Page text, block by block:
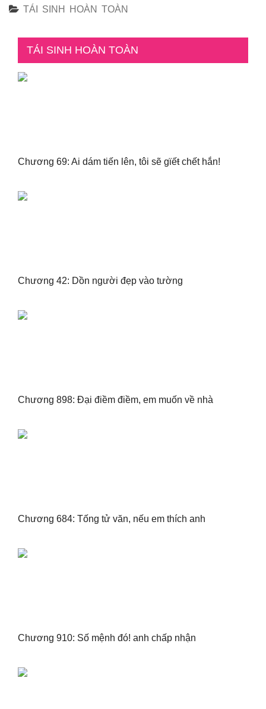
TÁI SINH HOÀN TOÀN
TÁI SINH HOÀN TOÀN
Chương 69: Ai dám tiến lên, tôi sẽ gϊếŧ chết hắn!
Chương 42: Dồn người đẹp vào tường
Chương 898: Đại điềm điềm, em muốn về nhà
Chương 684: Tống tử văn, nếu em thích anh
Chương 910: Số mệnh đó! anh chấp nhận